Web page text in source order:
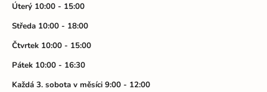
Úterý 10:00 - 15:00
Středa 10:00 - 18:00
Čtvrtek 10:00 - 15:00
Pátek 10:00 - 16:30
Každá 3. sobota v měsíci 9:00 - 12:00